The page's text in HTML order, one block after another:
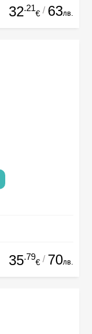
32.21
€ / 63лв.
35.79
€ / 70лв.